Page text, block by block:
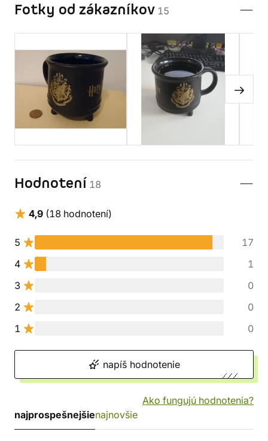
Fotky od zákazníkov 15
Hodnotení 18
4,9 (18 hodnotení)
5
17
4
1
3
0
2
0
1
0
napíš hodnotenie
Ako fungujú hodnotenia?
najprospešnejšienajnovšie